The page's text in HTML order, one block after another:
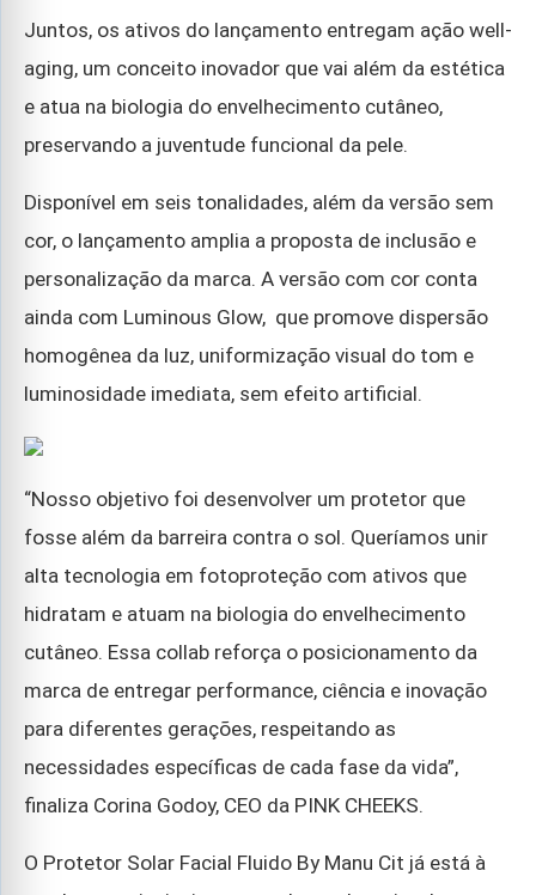
Juntos, os ativos do lançamento entregam ação well-
aging, um conceito inovador que vai além da estética
e atua na biologia do envelhecimento cutâneo,
preservando a juventude funcional da pele.
Disponível em seis tonalidades, além da versão sem
cor, o lançamento amplia a proposta de inclusão e
personalização da marca. A versão com cor conta
ainda com Luminous Glow, que promove dispersão
homogênea da luz, uniformização visual do tom e
luminosidade imediata, sem efeito artificial.
“Nosso objetivo foi desenvolver um protetor que
fosse além da barreira contra o sol. Queríamos unir
alta tecnologia em fotoproteção com ativos que
hidratam e atuam na biologia do envelhecimento
cutâneo. Essa collab reforça o posicionamento da
marca de entregar performance, ciência e inovação
para diferentes gerações, respeitando as
necessidades específicas de cada fase da vida”,
finaliza Corina Godoy, CEO da PINK CHEEKS.
O Protetor Solar Facial Fluido By Manu Cit já está à